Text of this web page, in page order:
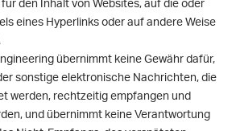
den Inhalt von Websites, auf die oder
eines Hyperlinks oder auf andere Weise
übernimmt keine Gewähr dafür,
sonstige elektronische Nachrichten, die
werden, rechtzeitig empfangen und
und übernimmt keine Verantwortung